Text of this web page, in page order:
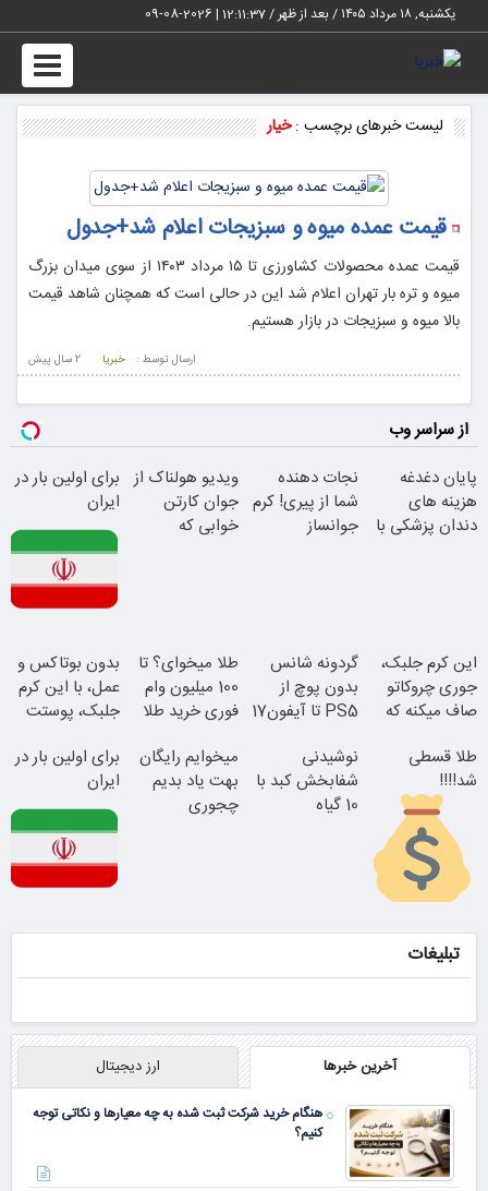
یکشنبه, ۱۸ مرداد ۱۴۰۵ / بعد از ظهر / 12:11:37
|
2026-08-09
Toggle
لیست خبرهای برچسب :خیار
قیمت عمده میوه و سبزیجات اعلام شد+جدول
قیمت عمده محصولات کشاورزی تا ۱۵ مرداد ۱۴۰۳ از سوی میدان بزرگ
میوه و تره بار تهران اعلام شد این در حالی است که همچنان شاهد قیمت
بالا میوه و سبزیجات در بازار هستیم.
2 سال پيش ارسال توسط : خبریا
از سراسر وب
پایان دغدغه
هزینه های
دندان پزشکی با
نجات دهنده
شما از پیری! کرم
جوانساز
ویدیو هولناک از
جوان کارتن
خوابی که
برای اولین بار در
ایران
ترمیم کننده 23
روزه ساخت!
این کرم جلبک،
جوری چروکاتو
صاف میکنه که
کردی!(تخفیف
ویژه)
گردونه شانس
بدون پوچ از
PS5 تا آیفون17
طلا میخوای؟ تا
100 میلیون وام
فوری خرید طلا
بدون بوتاکس و
عمل، با این کرم
جلبک، پوستت
طلا قسطی
شد!!!!
نوشیدنی
شفابخش کبد با
10 گیاه
میخوایم رایگان
بهت یاد بدیم
چجوری
برای اولین بار در
ایران
تبلیغات
آخرین خبرها ارز دیجیتال
هنگام خرید شرکت ثبت شده به چه معیارها و نکاتی توجه
کنیم؟